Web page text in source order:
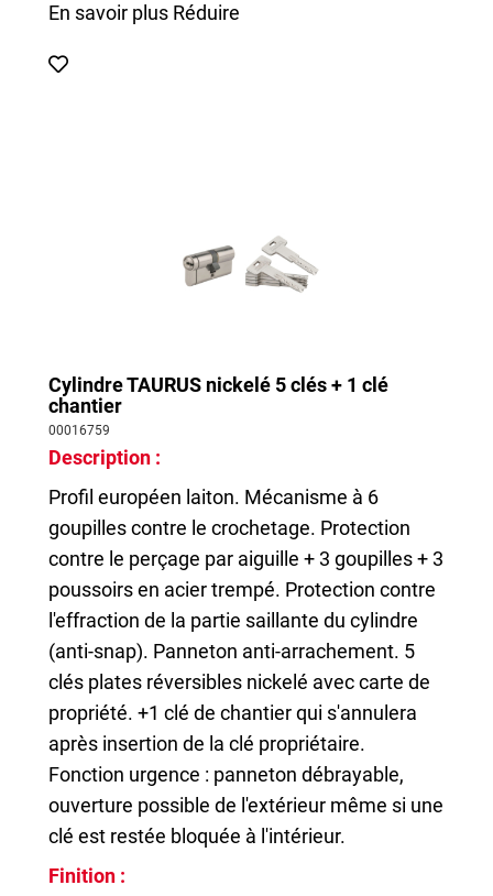
En savoir plus Réduire
Cylindre TAURUS nickelé 5 clés + 1 clé
chantier
00016759
Description :
Profil européen laiton. Mécanisme à 6
goupilles contre le crochetage. Protection
contre le perçage par aiguille + 3 goupilles + 3
poussoirs en acier trempé. Protection contre
l'effraction de la partie saillante du cylindre
(anti-snap). Panneton anti-arrachement. 5
clés plates réversibles nickelé avec carte de
propriété. +1 clé de chantier qui s'annulera
après insertion de la clé propriétaire.
Fonction urgence : panneton débrayable,
ouverture possible de l'extérieur même si une
clé est restée bloquée à l'intérieur.
Finition :